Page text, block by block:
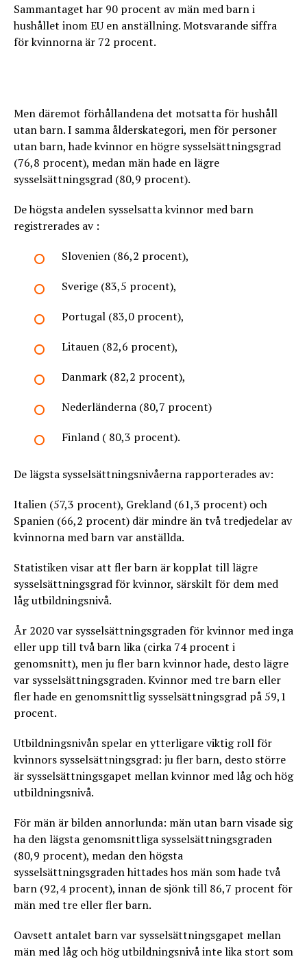
Sammantaget har 90 procent av män med barn i
hushållet inom EU en anställning. Motsvarande siffra
för kvinnorna är 72 procent.
Men däremot förhållandena det motsatta för hushåll
utan barn. I samma ålderskategori, men för personer
utan barn, hade kvinnor en högre sysselsättningsgrad
(76,8 procent), medan män hade en lägre
sysselsättningsgrad (80,9 procent).
De högsta andelen sysselsatta kvinnor med barn
registrerades av :
Slovenien (86,2 procent),
Sverige (83,5 procent),
Portugal (83,0 procent),
Litauen (82,6 procent),
Danmark (82,2 procent),
Nederländerna (80,7 procent)
Finland ( 80,3 procent).
De lägsta sysselsättningsnivåerna rapporterades av:
Italien (57,3 procent), Grekland (61,3 procent) och
Spanien (66,2 procent) där mindre än två tredjedelar av
kvinnorna med barn var anställda.
Statistiken visar att fler barn är kopplat till lägre
sysselsättningsgrad för kvinnor, särskilt för dem med
låg utbildningsnivå.
År 2020 var sysselsättningsgraden för kvinnor med inga
eller upp till två barn lika (cirka 74 procent i
genomsnitt), men ju fler barn kvinnor hade, desto lägre
var sysselsättningsgraden. Kvinnor med tre barn eller
fler hade en genomsnittlig sysselsättningsgrad på 59,1
procent.
Utbildningsnivån spelar en ytterligare viktig roll för
kvinnors sysselsättningsgrad: ju fler barn, desto större
är sysselsättningsgapet mellan kvinnor med låg och hög
utbildningsnivå.
För män är bilden annorlunda: män utan barn visade sig
ha den lägsta genomsnittliga sysselsättningsgraden
(80,9 procent), medan den högsta
sysselsättningsgraden hittades hos män som hade två
barn (92,4 procent), innan de sjönk till 86,7 procent för
män med tre eller fler barn.
Oavsett antalet barn var sysselsättningsgapet mellan
män med låg och hög utbildningsnivå inte lika stort som